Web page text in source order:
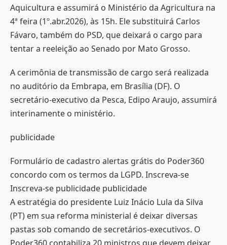
Aquicultura e assumirá o Ministério da Agricultura na
4ª feira (1º.abr.2026), às 15h. Ele substituirá Carlos
Fávaro, também do PSD, que deixará o cargo para
tentar a reeleição ao Senado por Mato Grosso.
A cerimônia de transmissão de cargo será realizada
no auditório da Embrapa, em Brasília (DF). O
secretário-executivo da Pesca, Edipo Araujo, assumirá
interinamente o ministério.
publicidade
Formulário de cadastro alertas grátis do Poder360
concordo com os termos da LGPD. Inscreva-se
Inscreva-se publicidade publicidade
A estratégia do presidente Luiz Inácio Lula da Silva
(PT) em sua reforma ministerial é deixar diversas
pastas sob comando de secretários-executivos. O
Poder360 contabiliza 20 ministros que devem deixar